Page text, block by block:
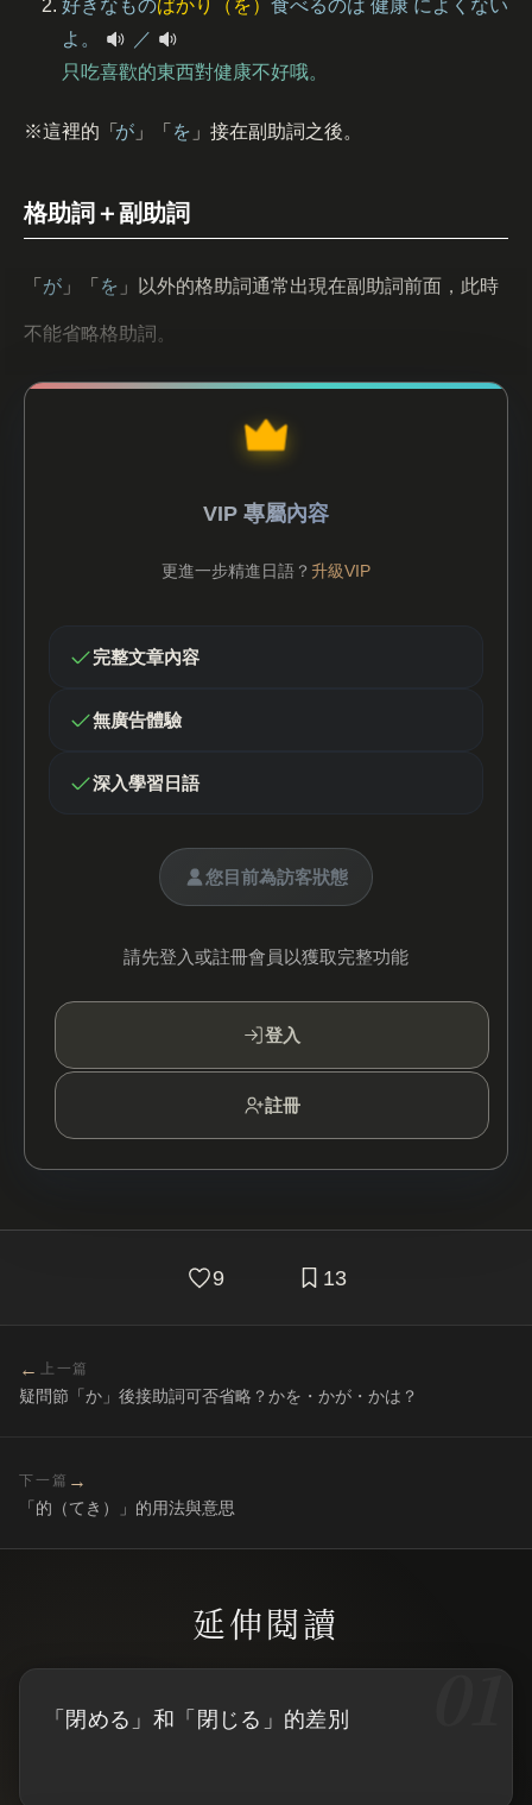
好きなものばかり（を） 食べるのは 健康 によくない
よ。
／
只吃喜歡的東西對健康不好哦。
※這裡的「 が 」「 を 」接在副助詞之後。
格助詞＋副助詞
「 が 」「 を 」以外的格助詞通常出現在副助詞前面，此時
不能省略格助詞。
VIP 專屬內容
更進一步精進日語？ 升級VIP
完整文章內容
無廣告體驗
深入學習日語
您目前為訪客狀態
請先登入或註冊會員以獲取完整功能
註冊
登入
9 13
← 上一篇
疑問節「か」後接助詞可否省略？かを・かが・かは？
下一篇 →
「的（てき）」的用法與意思
「閉める」和「閉じる」的差別